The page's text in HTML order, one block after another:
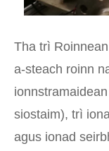
Tha trì
a-steach roinn
siostaim), trì
agus ionad